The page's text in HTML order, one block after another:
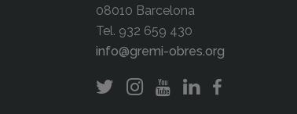
08010 Barcelona
Tel. 932 659 430
info@gremi-obres.org